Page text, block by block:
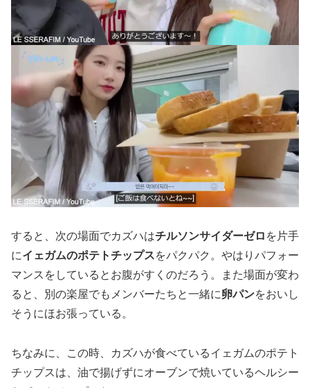
すると、次の場面でカズハはチルソンサイダーゼロ を片手
にイェガムのポテトチップスをパクパク。やはりパフォー
マンスをしているとお腹がすくのだろう。また場面が変わ
ると、別の楽屋でもメンバーたちと一緒に卵パンをおいし
そうにほお張っている。
ちなみに、この時、カズハが食べているイェガムのポテト
チップスは、油で揚げずにオーブンで焼いているヘルシー